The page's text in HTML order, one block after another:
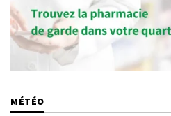
MÉTÉO